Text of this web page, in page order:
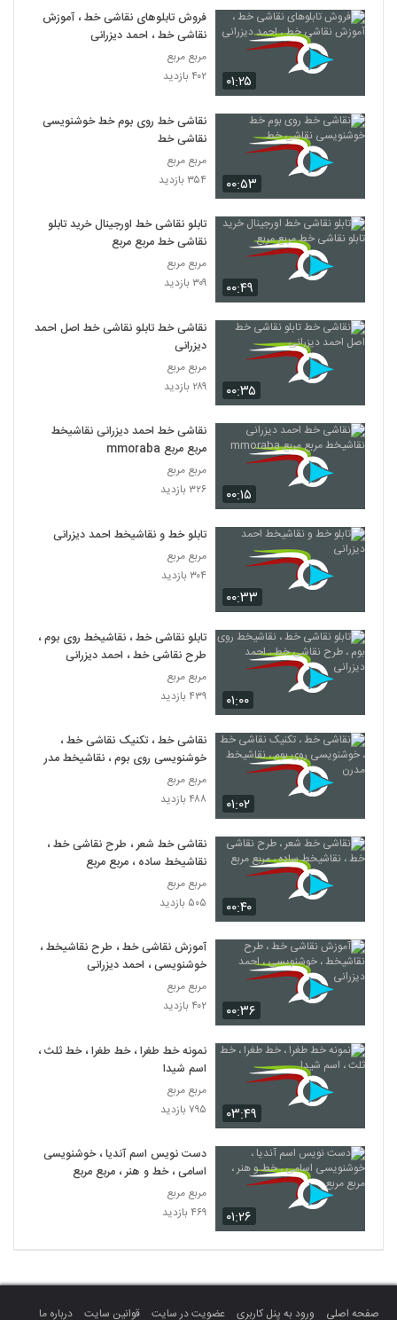
۰۱:۲۵
فروش تابلوهای نقاشی خط ، آموزش
نقاشی خط ، احمد دیزرانی
مربع مربع
۴۰۲ بازدید
۰۰:۵۳
نقاشی خط روی بوم خط خوشنویسی
نقاشی خط
مربع مربع
۳۵۴ بازدید
۰۰:۴۹
تابلو نقاشی خط اورجینال خرید تابلو
نقاشی خط مربع مربع
مربع مربع
۳۰۹ بازدید
۰۰:۳۵
نقاشی خط تابلو نقاشی خط اصل احمد
دیزرانی
مربع مربع
۲۸۹ بازدید
۰۰:۱۵
نقاشی خط احمد دیزرانی نقاشیخط
مربع مربع mmoraba
مربع مربع
۳۲۶ بازدید
۰۰:۳۳
تابلو خط و نقاشیخط احمد دیزرانی
مربع مربع
۳۰۴ بازدید
۰۱:۰۰
تابلو نقاشی خط ، نقاشیخط روی بوم ،
طرح نقاشی خط ، احمد دیزرانی
مربع مربع
۴۳۹ بازدید
۰۱:۰۲
نقاشی خط ، تکنیک نقاشی خط ،
خوشنویسی روی بوم ، نقاشیخط مدرن
مربع مربع
۴۸۸ بازدید
۰۰:۴۰
نقاشی خط شعر ، طرح نقاشی خط ،
نقاشیخط ساده ، مربع مربع
مربع مربع
۵۰۵ بازدید
۰۰:۳۶
آموزش نقاشی خط ، طرح نقاشیخط ،
خوشنویسی ، احمد دیزرانی
مربع مربع
۴۰۲ بازدید
۰۳:۴۹
نمونه خط طغرا ، خط طغرا ، خط ثلث ،
اسم شیدا
مربع مربع
۷۹۵ بازدید
۰۱:۲۶
دست نویس اسم آندیا ، خوشنویسی
اسامی ، خط و هنر ، مربع مربع
مربع مربع
۴۶۹ بازدید
صفحه اصلی ورود به پنل کاربری عضویت در سایت قوانین سایت درباره ما